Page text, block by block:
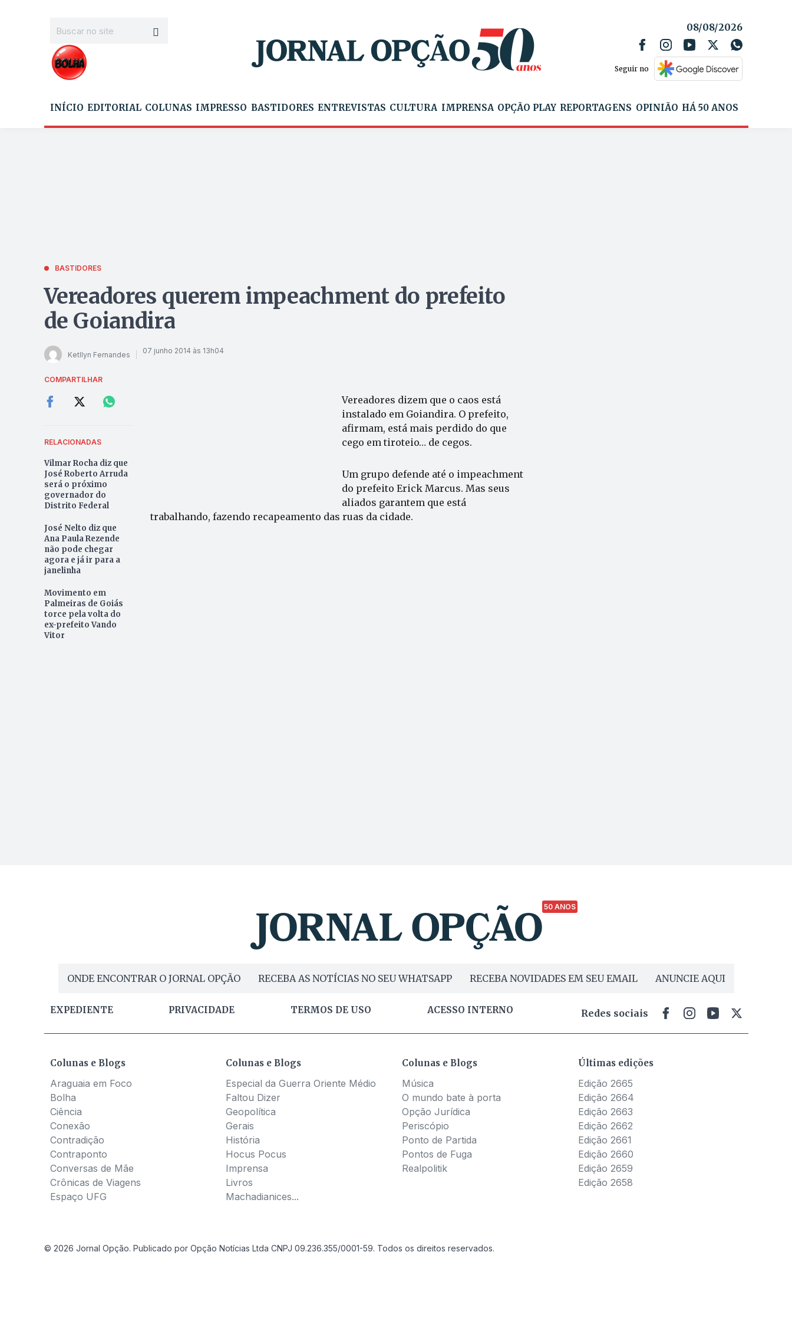
08/08/2026
Seguir no
INÍCIO EDITORIAL COLUNAS IMPRESSO BASTIDORES ENTREVISTAS CULTURA IMPRENSA OPÇÃO PLAY REPORTAGENS OPINIÃO HÁ 50 ANOS
BASTIDORES
Vereadores querem impeachment do prefeito
de Goiandira
Ketllyn Fernandes 07 junho 2014 às 13h04
COMPARTILHAR
RELACIONADAS
Vilmar Rocha diz que
José Roberto Arruda
será o próximo
governador do
Distrito Federal
José Nelto diz que
Ana Paula Rezende
não pode chegar
agora e já ir para a
janelinha
Movimento em
Palmeiras de Goiás
torce pela volta do
ex-prefeito Vando
Vitor
Vereadores dizem que o caos está
instalado em Goiandira. O prefeito,
afirmam, está mais perdido do que
cego em tiroteio… de cegos.
Um grupo defende até o impeachment
do prefeito Erick Marcus. Mas seus
aliados garantem que está
trabalhando, fazendo recapeamento das ruas da cidade.
50 ANOS
ONDE ENCONTRAR O JORNAL OPÇÃO RECEBA AS NOTÍCIAS NO SEU WHATSAPP RECEBA NOVIDADES EM SEU EMAIL ANUNCIE AQUI
EXPEDIENTE PRIVACIDADE TERMOS DE USO ACESSO INTERNO Redes sociais
Colunas e Blogs
Araguaia em Foco
Bolha
Ciência
Conexão
Contradição
Contraponto
Conversas de Mãe
Crônicas de Viagens
Espaço UFG
Colunas e Blogs
Especial da Guerra Oriente Médio
Faltou Dizer
Geopolítica
Gerais
História
Hocus Pocus
Imprensa
Livros
Machadianices...
Colunas e Blogs
Música
O mundo bate à porta
Opção Jurídica
Periscópio
Ponto de Partida
Pontos de Fuga
Realpolitik
Últimas edições
Edição 2665
Edição 2664
Edição 2663
Edição 2662
Edição 2661
Edição 2660
Edição 2659
Edição 2658
© 2026 Jornal Opção. Publicado por Opção Notícias Ltda CNPJ 09.236.355/0001-59. Todos os direitos reservados.